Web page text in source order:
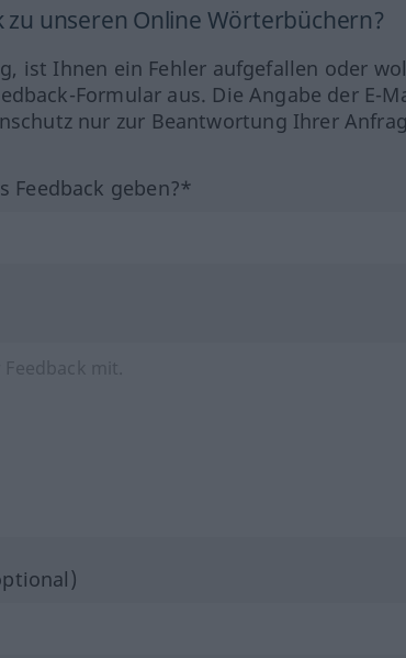
zu unseren Online Wörterbüchern?
ist Ihnen ein Fehler aufgefallen oder
Formular aus. Die Angabe der E-
nur zur Beantwortung Ihrer
Feedback geben?*